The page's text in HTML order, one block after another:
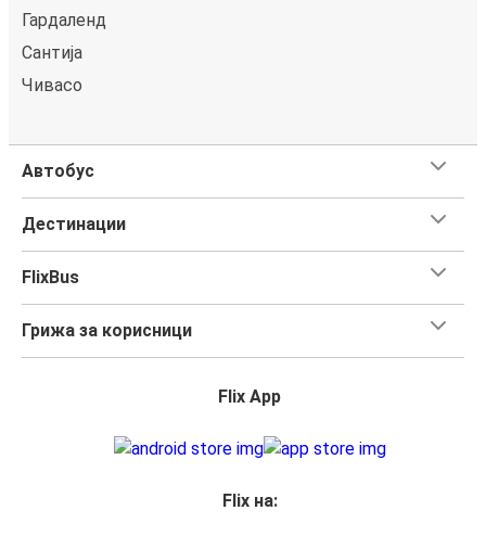
Гардаленд
Сантија
Чивасо
Автобус
Дестинации
FlixBus
Грижа за корисници
Flix App
Flix на: